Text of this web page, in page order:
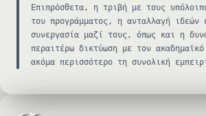
Επιπρόσθετα, η τριβή με τους
του προγράμματος, η ανταλλαγή ιδεών
συνεργασία μαζί τους, όπως και η
περαιτέρω δικτύωση με τον
ακόμα περισσότερο τη συνολική